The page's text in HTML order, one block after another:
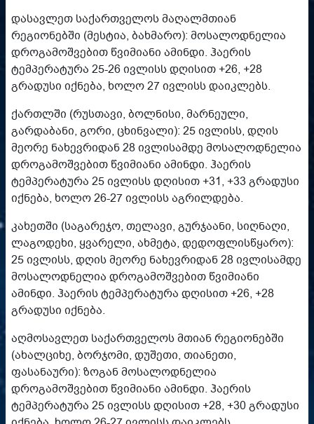
დასავლეთ საქართველოს მაღალმთიან
რეგიონებში (მესტია, ბახმარო): მოსალოდნელია
დროგამოშვებით წვიმიანი ამინდი. ჰაერის
ტემპერატურა 25-26 ივლისს დღისით +26, +28
გრადუსი იქნება, ხოლო 27 ივლისს დაიკლებს.
ქართლში (რუსთავი, ბოლნისი, მარნეული,
გარდაბანი, გორი, ცხინვალი): 25 ივლისს, დღის
მეორე ნახევრიდან 28 ივლისამდე მოსალოდნელია
დროგამოშვებით წვიმიანი ამინდი. ჰაერის
ტემპერატურა 25 ივლისს დღისით +31, +33 გრადუსი
იქნება, ხოლო 26-27 ივლისს აგრილდება.
კახეთში (საგარეჯო, თელავი, გურჯაანი, სიღნაღი,
ლაგოდეხი, ყვარელი, ახმეტა, დედოფლისწყარო):
25 ივლისს, დღის მეორე ნახევრიდან 28 ივლისამდე
მოსალოდნელია დროგამოშვებით წვიმიანი
ამინდი. ჰაერის ტემპერატურა დღისით +26, +28
გრადუსი იქნება.
აღმოსავლეთ საქართველოს მთიან რეგიონებში
(ახალციხე, ბორჯომი, დუშეთი, თიანეთი,
ფასანაური): ზოგან მოსალოდნელია
დროგამოშვებით წვიმიანი ამინდი. ჰაერის
ტემპერატურა 25 ივლისს დღისით +28, +30 გრადუსი